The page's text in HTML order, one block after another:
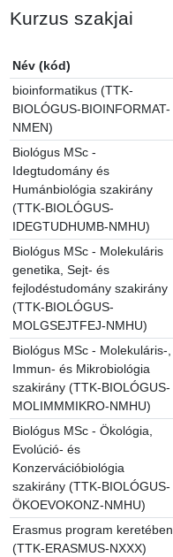
Kurzus szakjai
Név (kód)
bioinformatikus (TTK-
BIOLÓGUS-BIOINFORMAT-
NMEN)
Biológus MSc -
Idegtudomány és
Humánbiológia szakirány
(TTK-BIOLÓGUS-
IDEGTUDHUMB-NMHU)
Biológus MSc - Molekuláris
genetika, Sejt- és
fejlodéstudomány szakirány
(TTK-BIOLÓGUS-
MOLGSEJTFEJ-NMHU)
Biológus MSc - Molekuláris-,
Immun- és Mikrobiológia
szakirány (TTK-BIOLÓGUS-
MOLIMMMIKRO-NMHU)
Biológus MSc - Ökológia,
Evolúció- és
Konzervációbiológia
szakirány (TTK-BIOLÓGUS-
ÖKOEVOKONZ-NMHU)
Erasmus program keretében
(TTK-ERASMUS-NXXX)